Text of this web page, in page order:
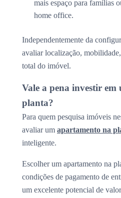
mais espaço para famílias
home office.
Independentemente da
avaliar localização,
total do imóvel.
Vale a pena investir
planta?
Para quem pesquisa imóveis
avaliar um apartamento na
inteligente.
Escolher um apartamento na
condições de pagamento de
um excelente potencial de